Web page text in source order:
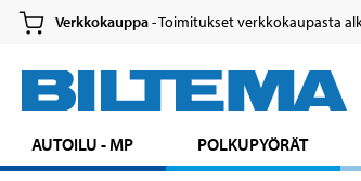
Verkkokauppa- Toimitukset verkkokaupasta
AUTOILU - MP POLKUPYÖRÄT